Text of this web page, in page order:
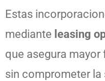
Estas
mediante leasing
que asegura
sin comprometer la